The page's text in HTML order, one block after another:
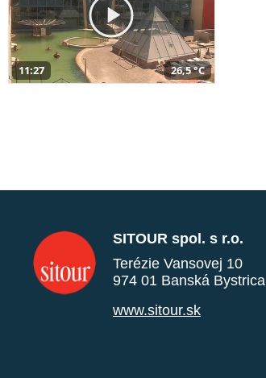
11:27 26,5 °C
SITOUR spol. s r.o.
Terézie Vansovej 10
974 01 Banská Bystrica
www.sitour.sk